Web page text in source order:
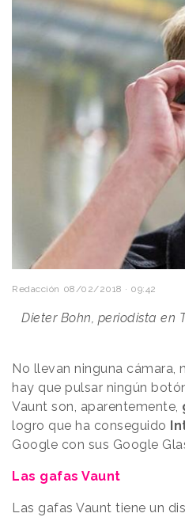
Redacción 08/02/2018 · 09:42
Dieter Bohn, periodista en
No llevan ninguna cámara,
hay que pulsar ningún
Vaunt son, aparentemente,
logro que ha conseguido
Google con sus Google
Las gafas Vaunt
Las gafas Vaunt tiene un